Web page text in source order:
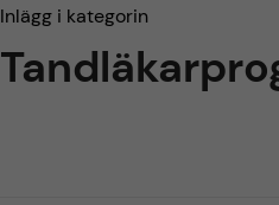
Inlägg i kategorin